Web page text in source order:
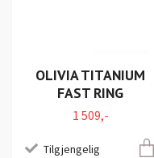
OLIVIA TITANIUM
FAST RING
1 509,-
Tilgjengelig